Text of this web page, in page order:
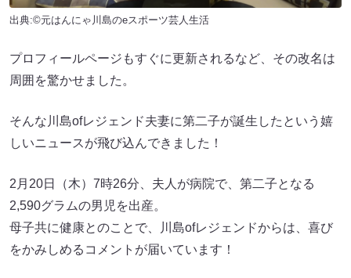
出典:©︎元はんにゃ川島のeスポーツ芸人生活
プロフィールページもすぐに更新されるなど、その改名は
周囲を驚かせました。
そんな川島ofレジェンド夫妻に第二子が誕生したという嬉
しいニュースが飛び込んできました！
2月20日（木）7時26分、夫人が病院で、第二子となる
2,590グラムの男児を出産。
母子共に健康とのことで、川島ofレジェンドからは、喜び
をかみしめるコメントが届いています！